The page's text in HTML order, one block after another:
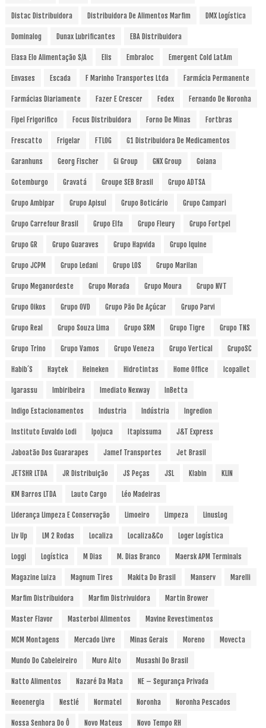
Distac Distribuidora Distribuidora De Alimentos Marfim DMX Logística
Dominalog Dunax Lubrificantes EBA Distribuidora
Elasa Elo Alimentação S/A Elis Embraloc Emergent Cold LatAm
Envases Escada F Marinho Transportes Ltda Farmácia Permanente
Farmácias Diariamente Fazer E Crescer Fedex Fernando De Noronha
Fipel Frigorifico Focus Distribuidora Forno De Minas Fortbras
Frescatto Frigelar FTLOG G1 Distribuidora De Medicamentos
Garanhuns Georg Fischer Gi Group GNX Group Goiana
Gotemburgo Gravatá Groupe SEB Brasil Grupo ADTSA
Grupo Ambipar Grupo Apisul Grupo Boticário Grupo Campari
Grupo Carrefour Brasil Grupo Elfa Grupo Fleury Grupo Fortpel
Grupo GR Grupo Guaraves Grupo Hapvida Grupo Iquine
Grupo JCPM Grupo Ledani Grupo LOS Grupo Marilan
Grupo Meganordeste Grupo Morada Grupo Moura Grupo NVT
Grupo Oikos Grupo OVD Grupo Pão De Açúcar Grupo Parvi
Grupo Real Grupo Souza Lima Grupo SRM Grupo Tigre Grupo TNS
Grupo Trino Grupo Vamos Grupo Veneza Grupo Vertical GrupoSC
Habib´s Haytek Heineken Hidrotintas Home Office Icopallet
Igarassu Imbiribeira Imediato Nexway InBetta
Indigo Estacionamentos Industria Indústria Ingredion
Instituto Euvaldo Lodi Ipojuca Itapissuma J&T Express
Jaboatão Dos Guararapes Jamef Transportes Jet Brasil
JETSHR LTDA JR Distribuição JS Peças JSL Klabin KLIN
KM Barros LTDA Lauto Cargo Léo Madeiras
Liderança Limpeza E Conservação Limoeiro Limpeza LinusLog
Liv Up LM 2 Rodas Localiza Localiza&Co Loger Logística
Loggi Logística M Dias M. Dias Branco Maersk APM Terminals
Magazine Luiza Magnum Tires Makita Do Brasil Manserv Marelli
Marfim Distribuidora Marfim Distrivuidora Martin Brower
Master Flavor Masterboi Alimentos Mavine Revestimentos
MCM Montagens Mercado Livre Minas Gerais Moreno Movecta
Mundo Do Cabeleireiro Muro Alto Musashi Do Brasil
Natto Alimentos Nazaré Da Mata NE – Segurança Privada
Neoenergia Nestlé Normatel Noronha Noronha Pescados
Nossa Senhora Do Ô Novo Mateus Novo Tempo RH